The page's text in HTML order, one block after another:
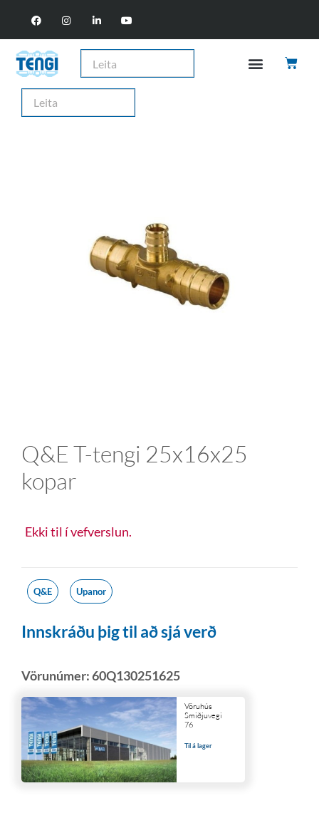
Q&E T-tengi 25x16x25
kopar
Ekki til í vefverslun.
Q&E Upanor
Innskráðu þig til að sjá verð
Vörunúmer:60Q130251625
Vöruhús
Smiðjuvegi
76
Til á lager